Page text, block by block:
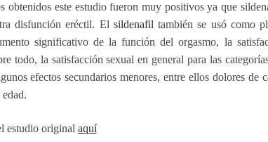
obtenidos este estudio fueron muy positivos ya que
disfunción eréctil. El sildenafiltambién se usó como
significativo de la función del orgasmo, la
todo, la satisfacción sexual en general para las
efectos secundarios menores, entre ellos dolores de
estudio original aquí